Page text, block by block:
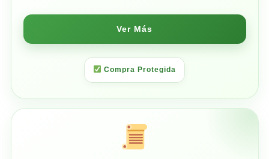
Ver Más
Compra Protegida